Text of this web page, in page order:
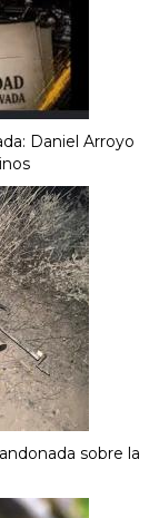
Daniel Arroyo
sobre la